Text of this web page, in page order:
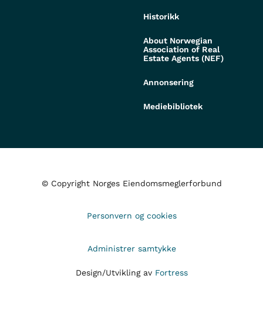
Historikk
About Norwegian
Association of Real
Estate Agents (NEF)
Annonsering
Mediebibliotek
© Copyright Norges Eiendomsmeglerforbund
Personvern og cookies
Administrer samtykke
Design/Utvikling av Fortress